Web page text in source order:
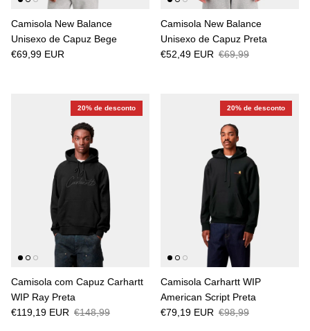
Camisola New Balance
Unisexo de Capuz Bege
€69,99 EUR
Camisola New Balance
Unisexo de Capuz Preta
€52,49 EUR €69,99
20% de desconto
Camisola com Capuz Carhartt
WIP Ray Preta
€119,19 EUR €148,99
20% de desconto
Camisola Carhartt WIP
American Script Preta
€79,19 EUR €98,99